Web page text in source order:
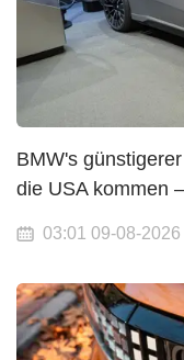
BMW's
die USA kommen
03:01 09-08-2026